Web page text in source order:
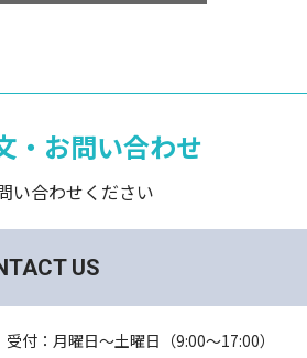
・お問い合わせ
い合わせください
US
受付：月曜日～土曜日（9:00～17:00）